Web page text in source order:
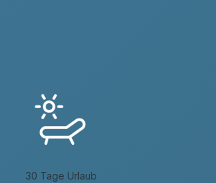
30 Tage Urlaub